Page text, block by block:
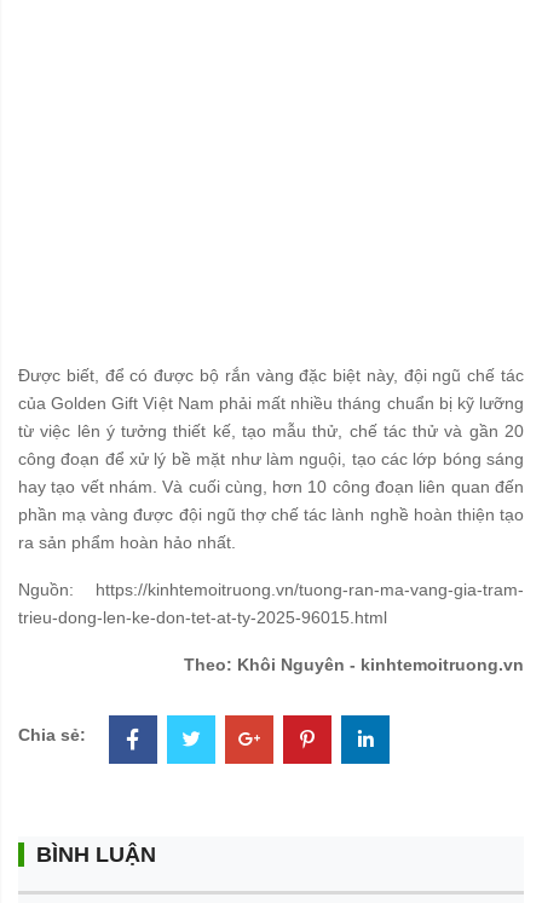
Được biết, để có được bộ rắn vàng đặc biệt này, đội ngũ chế tác
của Golden Gift Việt Nam phải mất nhiều tháng chuẩn bị kỹ lưỡng
từ việc lên ý tưởng thiết kế, tạo mẫu thử, chế tác thử và gần 20
công đoạn để xử lý bề mặt như làm nguội, tạo các lớp bóng sáng
hay tạo vết nhám. Và cuối cùng, hơn 10 công đoạn liên quan đến
phần mạ vàng được đội ngũ thợ chế tác lành nghề hoàn thiện tạo
ra sản phẩm hoàn hảo nhất.
Nguồn: https://kinhtemoitruong.vn/tuong-ran-ma-vang-gia-tram-
trieu-dong-len-ke-don-tet-at-ty-2025-96015.html
Theo: Khôi Nguyên - kinhtemoitruong.vn
Chia sẻ:
BÌNH LUẬN